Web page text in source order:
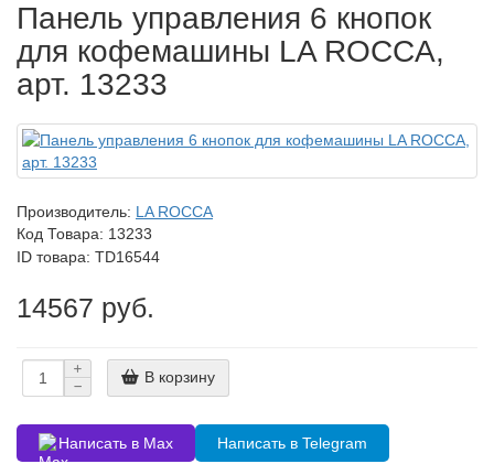
Панель управления 6 кнопок
для кофемашины LA ROCCA,
арт. 13233
Производитель: LA ROCCA
Код Товара: 13233
ID товара: TD16544
14567 руб.
В корзину
Написать в Max
Написать в Telegram